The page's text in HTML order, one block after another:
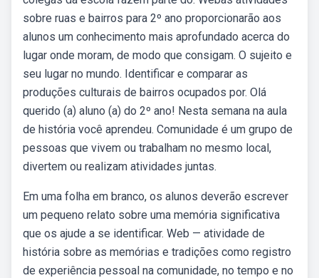
sobre ruas e bairros para 2º ano proporcionarão aos
alunos um conhecimento mais aprofundado acerca do
lugar onde moram, de modo que consigam. O sujeito e
seu lugar no mundo. Identificar e comparar as
produções culturais de bairros ocupados por. Olá
querido (a) aluno (a) do 2º ano! Nesta semana na aula
de história você aprendeu. Comunidade é um grupo de
pessoas que vivem ou trabalham no mesmo local,
divertem ou realizam atividades juntas.
Em uma folha em branco, os alunos deverão escrever
um pequeno relato sobre uma memória significativa
que os ajude a se identificar. Web — atividade de
história sobre as memórias e tradições como registro
de experiência pessoal na comunidade, no tempo e no